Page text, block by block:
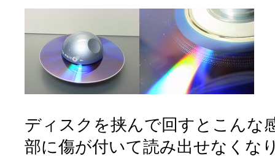
ディスクを挟んで回すとこんな
部に傷が付いて読み出せなくな